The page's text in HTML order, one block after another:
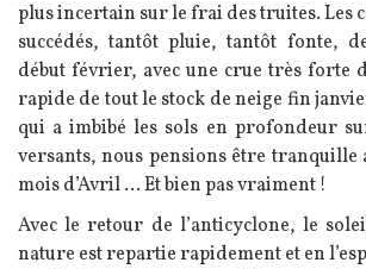
plus incertain sur le frai des truites. Les
succédés, tantôt pluie, tantôt fonte,
début février, avec une crue très forte
rapide de tout le stock de neige fin
qui a imbibé les sols en profondeur
versants, nous pensions être tranquille
mois d’Avril … Et bien pas vraiment !
Avec le retour de l’anticyclone, le
nature est repartie rapidement et en